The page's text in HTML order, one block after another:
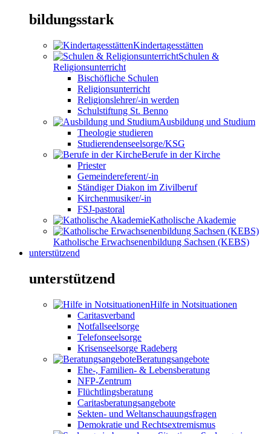
bildungsstark
Kindertagesstätten
Schulen &
Religionsunterricht
Bischöfliche Schulen
Religionsunterricht
Religionslehrer/-in werden
Schulstiftung St. Benno
Ausbildung und Studium
Theologie studieren
Studierendenseelsorge/KSG
Berufe in der Kirche
Priester
Gemeindereferent/-in
Ständiger Diakon im Zivilberuf
Kirchenmusiker/-in
FSJ-pastoral
Katholische Akademie
Katholische Erwachsenenbildung Sachsen (KEBS)
unterstützend
unterstützend
Hilfe in Notsituationen
Caritasverband
Notfallseelsorge
Telefonseelsorge
Krisenseelsorge Radeberg
Beratungsangebote
Ehe-, Familien- & Lebensberatung
NFP-Zentrum
Flüchtlingsberatung
Caritasberatungsangebote
Sekten- und Weltanschauungsfragen
Demokratie und Rechtsextremismus